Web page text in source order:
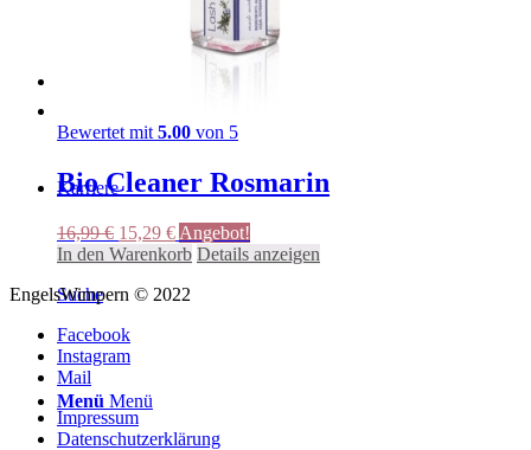
Karriere
Suche
Menü Menü
Bewertet mit 5.00 von 5
Bio Cleaner Rosmarin
16,99€ Ursprünglicher
Preis
16,99 €
15,29 €Aktueller
Preis
15,29 €.
Angebot!
In den Warenkorb Details anzeigen
EngelsWimpern © 2022
Facebook
Instagram
Mail
Impressum
Datenschutzerklärung